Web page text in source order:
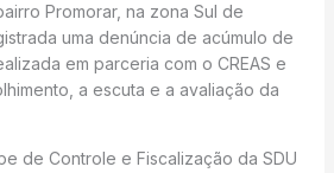
Promorar, na zona Sul de
uma denúncia de acúmulo de
em parceria com o CREAS e
a escuta e a avaliação da
de Controle e Fiscalização da SDU